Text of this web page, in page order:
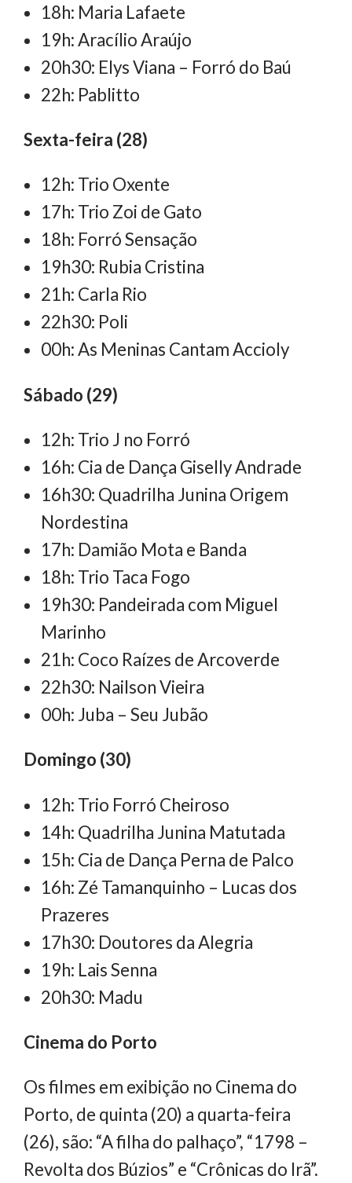
18h: Maria Lafaete
19h: Aracílio Araújo
20h30: Elys Viana – Forró do Baú
22h: Pablitto
Sexta-feira (28)
12h: Trio Oxente
17h: Trio Zoi de Gato
18h: Forró Sensação
19h30: Rubia Cristina
21h: Carla Rio
22h30: Poli
00h: As Meninas Cantam Accioly
Sábado (29)
12h: Trio J no Forró
16h: Cia de Dança Giselly Andrade
16h30: Quadrilha Junina Origem
Nordestina
17h: Damião Mota e Banda
18h: Trio Taca Fogo
19h30: Pandeirada com Miguel
Marinho
21h: Coco Raízes de Arcoverde
22h30: Nailson Vieira
00h: Juba – Seu Jubão
Domingo (30)
12h: Trio Forró Cheiroso
14h: Quadrilha Junina Matutada
15h: Cia de Dança Perna de Palco
16h: Zé Tamanquinho – Lucas dos
Prazeres
17h30: Doutores da Alegria
19h: Lais Senna
20h30: Madu
Cinema do Porto
Os filmes em exibição no Cinema do
Porto, de quinta (20) a quarta-feira
(26), são: “A filha do palhaço”, “1798 –
Revolta dos Búzios” e “Crônicas do Irã”.